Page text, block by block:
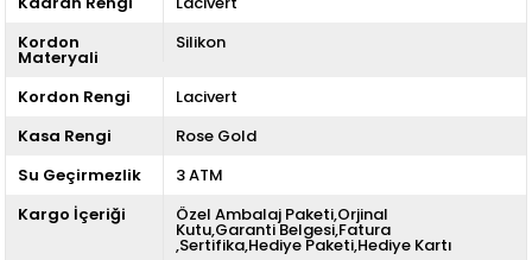
Kordon
Materyali
Silikon
Kordon Rengi
Lacivert
Kasa Rengi
Rose Gold
Su Geçirmezlik
3 ATM
Kargo İçeriği
Özel Ambalaj Paketi,Orjinal
Kutu,Garanti Belgesi,Fatura
,Sertifika,Hediye Paketi,Hediye Kartı